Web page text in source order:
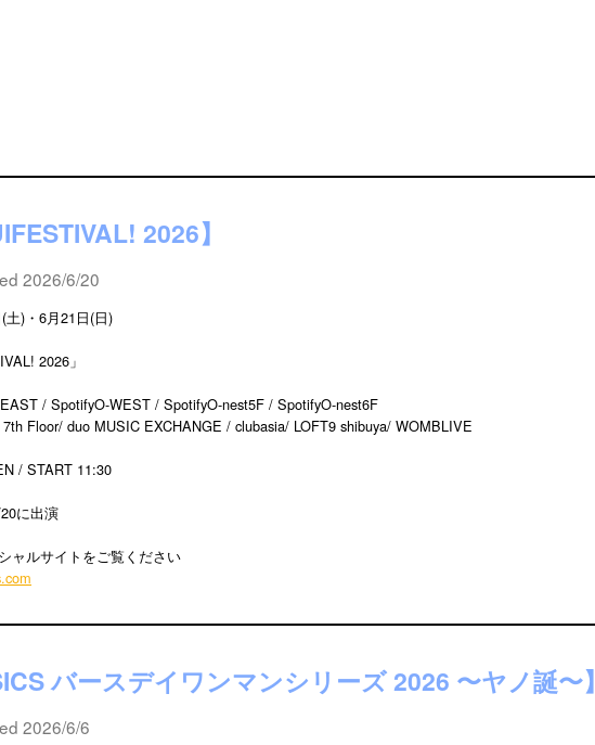
2026】
2026/6/20
土)・6月21日(日)
2026」
/ SpotifyO-WEST / SpotifyO-nest5F / SpotifyO-nest6F
Floor/ duo MUSIC EXCHANGE / clubasia/ LOFT9 shibuya/ WOMBLIVE
/ START 11:30
に出演
ャルサイトをご覧ください
バースデイワンマンシリーズ 2026 〜ヤノ誕〜】
2026/6/6